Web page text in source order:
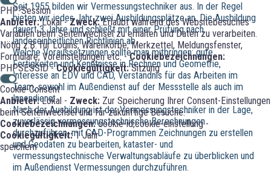
PHP-Session
Anbieter:Lokal -Zweck:Erlaubt während des Websitebesuches
Variablen beim Seitenwechsel zu erhalten und Daten zu verarbeiten.
Nötig z.B. für Logins, Warenkörbe, Merkzettel, Meldungsfenster,
Formulare, Voreinstellungen etc. -Cookiebezeichnungen:
PHPSESSID -Cookiegültigkeit:Sitzung
Cookie-Consent
Anbieter:Lokal - Zweck: Zur Speicherung Ihrer Consent-Einstellungen
beim Seitenwechsel und für zukünftige Besuche. -
Cookiebezeichnungen:cookie-id;cookie-einstellung -
Cookiegültigkeit:1 Jahr
speichern
Seit 1955 bilden wir Vermessungstechniker aus. In der Regel
bieten wir jedes Jahr zwei Ausbildungsplätze an. Die Ausbildung
dauert 3 Jahre und schließt mit einer Prüfung nach
landeseinheitlichen Richtlinien ab.
Welche Voraussetzungen sollte man mitbringen: gute
Fertigkeiten und Kenntnisse in Rechnen und Geometrie,
Interesse an EDV und CAD, Verständnis für das Arbeiten im
Team, sowohl im Außendienst auf der Messstelle als auch im
Innendienst.
Nach der Ausbildung ist der Vermessungstechniker in der Lage,
zuverlässig vermessungstechnische Berechnungen
durchzuführen, mit CAD-Programmen Zeichnungen zu erstellen
und Geodaten zu bearbeiten, kataster- und
vermessungstechnische Verwaltungsabläufe zu überblicken und
im Außendienst Vermessungen durchzuführen.